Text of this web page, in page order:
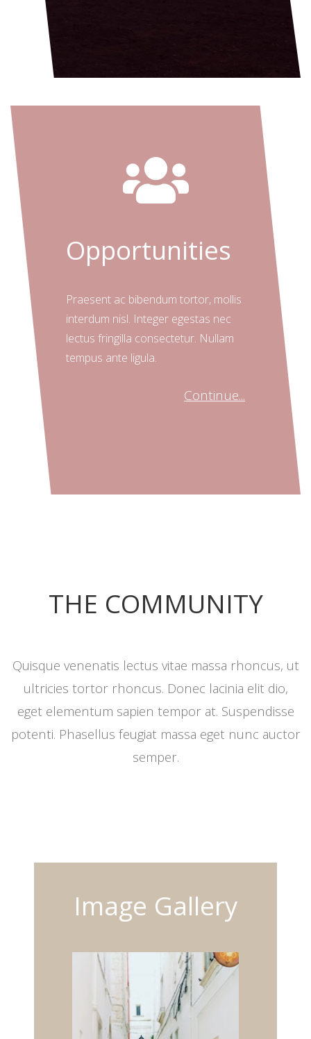
Opportunities
Praesent ac bibendum tortor, mollis
interdum nisl. Integer egestas nec
lectus fringilla consectetur. Nullam
tempus ante ligula.
Continue...
THE COMMUNITY
Quisque venenatis lectus vitae massa rhoncus, ut
ultricies tortor rhoncus. Donec lacinia elit dio,
eget elementum sapien tempor at. Suspendisse
potenti. Phasellus feugiat massa eget nunc auctor
semper.
Image Gallery